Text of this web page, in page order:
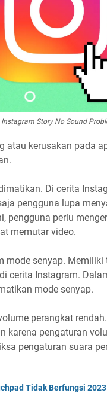
Story No Sound
atau kerusakan pada
Di cerita
pengguna lupa
pengguna perlu
memutar video.
mode senyap.
cerita Instagram.
mode senyap.
perangkat
karena pengaturan
pengaturan suara
Tidak Berfungsi 2023